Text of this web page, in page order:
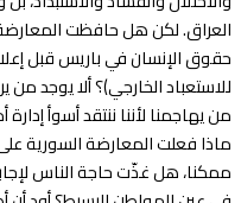
العراق. لكن هل حافظت
حقوق الإنسان في باريس قبل
للاستعباد الخارجي)؟ ألا يوجد
من يهاجمنا لأننا ننتقد أسوأ
ماذا فعلت المعارضة السورية
ممكنا، هل غذّت حاجة الناس